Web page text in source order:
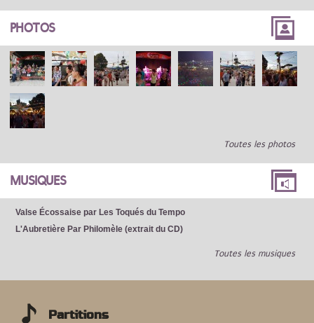
PHOTOS
Toutes les photos
MUSIQUES
Valse Écossaise par Les Toqués du Tempo
L'Aubretière Par Philomèle (extrait du CD)
Toutes les musiques
Partitions